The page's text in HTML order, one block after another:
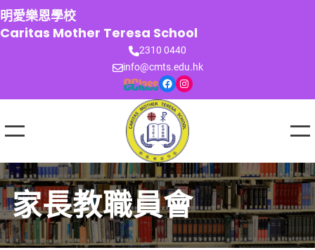
跳
至
主
明愛樂恩學校
Caritas Mother Teresa School
2310 0440
info@cmts.edu.hk
Facebook Instagram
家長教職員會